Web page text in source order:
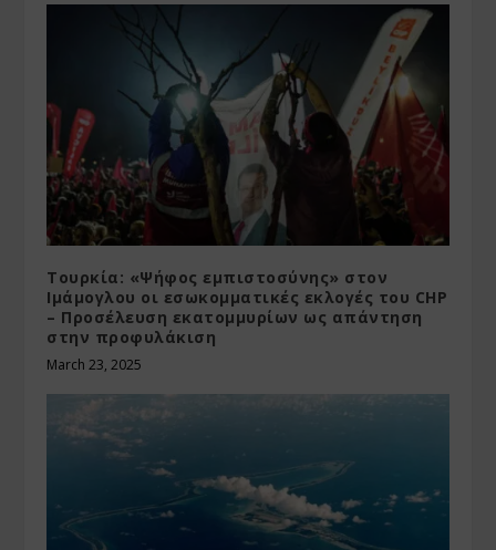
Τουρκία: «Ψήφος εμπιστοσύνης» στον
Ιμάμογλου οι εσωκομματικές εκλογές του CHP
– Προσέλευση εκατομμυρίων ως απάντηση
στην προφυλάκιση
March 23, 2025